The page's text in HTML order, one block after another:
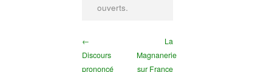
ouverts.
←
Discours
prononcé
La
Magnanerie
sur France